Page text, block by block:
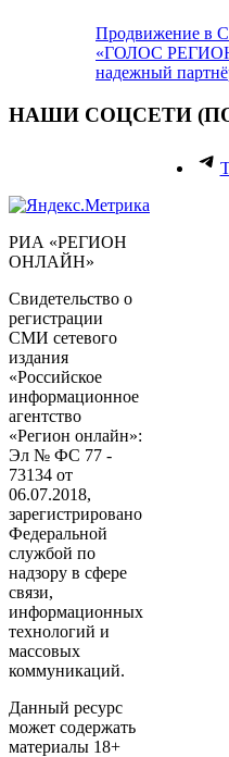
Продвижение в
«ГОЛОС
надежный
НАШИ СОЦСЕТИ
РИА «РЕГИОН
ОНЛАЙН»
Свидетельство о
регистрации
СМИ сетевого
издания
«Российское
информационное
агентство
«Регион онлайн»:
Эл № ФС 77 -
73134 от
06.07.2018,
зарегистрировано
Федеральной
службой по
надзору в сфере
связи,
информационных
технологий и
массовых
коммуникаций.
Данный ресурс
может содержать
материалы 18+